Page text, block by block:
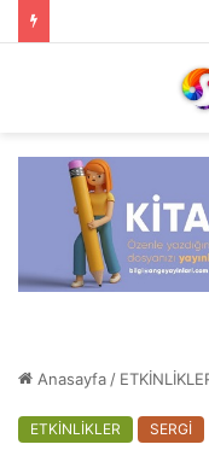
Anasayfa /
ETKİNLİKLER SERGİ